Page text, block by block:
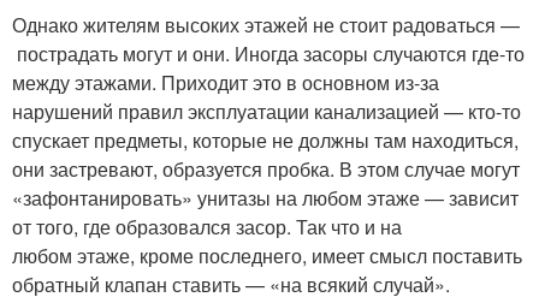
Однако жителям высоких этажей не стоит радоваться —
пострадать могут и они. Иногда засоры случаются где-то
между этажами. Приходит это в основном из-за
нарушений правил эксплуатации канализацией — кто-то
спускает предметы, которые не должны там находиться,
они застревают, образуется пробка. В этом случае могут
«зафонтанировать» унитазы на любом этаже — зависит
от того, где образовался засор. Так что и на
любом этаже, кроме последнего, имеет смысл поставить
обратный клапан ставить — «на всякий случай».